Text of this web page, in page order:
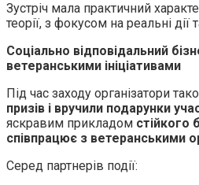
Зустріч мала практичний
теорії, з фокусом на реальні
Соціально відповідальний
ветеранськими ініціативами
Під час заходу організатори
призів і вручили подарунки
яскравим прикладом стійкого
співпрацює з ветеранськими
Серед партнерів події: